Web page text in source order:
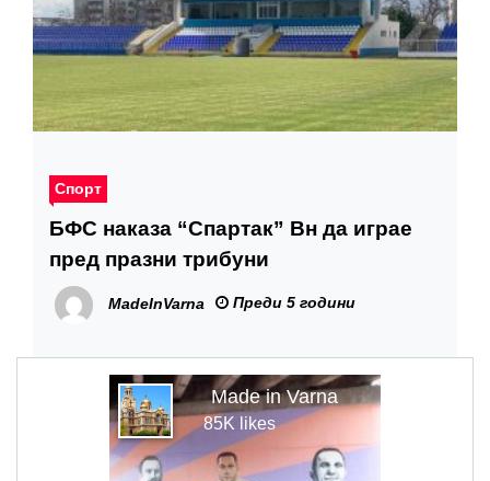
Спорт
БФС наказа “Спартак” Вн да играе
пред празни трибуни
MadeInVarna Преди 5 години
Made in Varna
85K likes